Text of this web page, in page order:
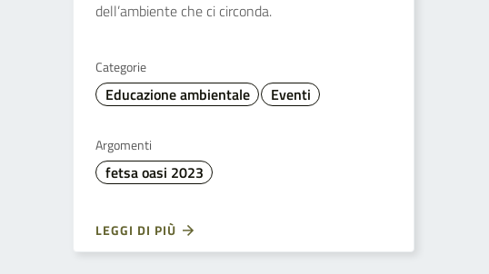
dell’ambiente che ci circonda.
Categorie
Educazione ambientale Eventi
Argomenti
fetsa oasi 2023
LEGGI DI PIÙ